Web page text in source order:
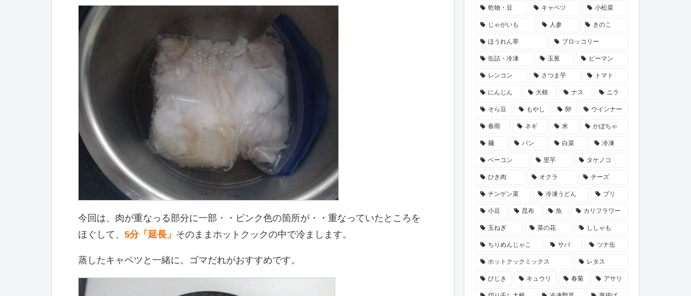
今回は、肉が重なっる部分に一部・・ピンク色の箇所が・・重なっていたところを
ほぐして、 5分「延長」 そのままホットクックの中で冷まします。
蒸したキャベツと一緒に。ゴマだれがおすすめです。
乾物・豆 キャベツ 小松菜
じゃがいも 人参 きのこ
ほうれん草 ブロッコリー
缶詰・冷凍 玉葱 ピーマン
レンコン さつま芋 トマト
にんじん 大根 ナス ニラ
そら豆 もやし 卵 ウインナー
春雨 ネギ 米 かぼちゃ
麺 パン 白菜 冷凍
ベーコン 里芋 タケノコ
ひき肉 オクラ チーズ
チンゲン菜 冷凍うどん ブリ
小豆 昆布 魚 カリフラワー
玉ねぎ 菜の花 ししゃも
ちりめんじゃこ サバ ツナ缶
ホットクックミックス レタス
ひじき キュウリ 春菊 アサリ